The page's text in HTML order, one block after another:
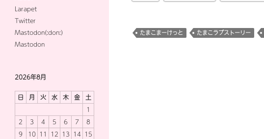
たまこまーけっと たまこラブストーリー
Larapet
Twitter
Mastodon(:don:)
Mastodon
2026年8月
日 月 火 水 木 金
土
1
2
3 4 5 6 7
8
9
10 11 12 13 14 15